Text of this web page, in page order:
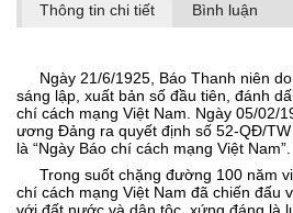
Thông tin chi tiết Bình luận
Ngày 21/6/1925, Báo Thanh niên
sáng lập, xuất bản số đầu tiên, đánh
chí cách mạng Việt Nam.
Ngày 05/02/
ương Ðảng ra quyết định số 52-QĐ/
là “Ngày Báo chí cách mạng Việt Nam”.
Trong suốt chặng đường 100 năm
chí cách mạng Việt Nam đã chiến đấu